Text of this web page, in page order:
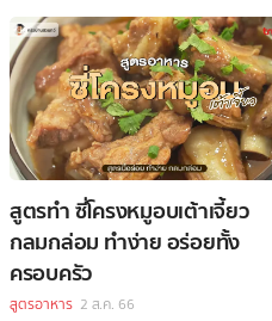
สูตรทำ ซี่โครงหมูอบเต้าเจี้ยว
กลมกล่อม ทำง่าย อร่อยทั้ง
ครอบครัว
สูตรอาหาร 2 ส.ค. 66